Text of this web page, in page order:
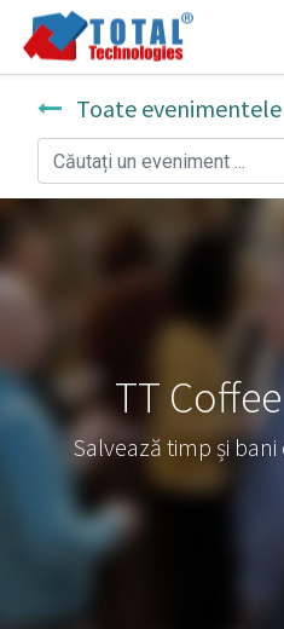
Toate evenimentele
TT
Salvează timp și